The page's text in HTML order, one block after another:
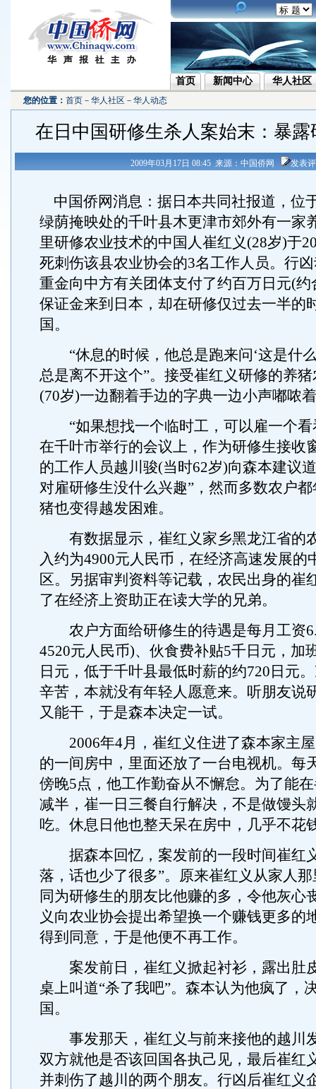
首页 新闻中心 华人社区
您的位置： 首页 － 华人社区 － 华人动态
在日中国研修生杀人案始末：暴
2009年03月17日 08:45 来源：中国侨网 发表
中国侨网消息：据日本共同社报道，位
绿荫掩映处的千叶县木更津市郊外有一家
里研修农业技术的中国人崔红义(28岁)于
死刺伤该县农业协会的3名工作人员。行
重金向中方有关团体支付了约百万日元(约
保证金来到日本，却在研修仅过去一半的
国。
“休息的时候，他总是跑来问‘这是什么
总是离不开这个”。接受崔红义研修的养
(70岁)一边翻着手边的字典一边小声嘟哝
“如果想找一个临时工，可以雇一个看
在千叶市举行的会议上，作为研修生接收
的工作人员越川骏(当时62岁)向森本建议
对雇研修生没什么兴趣”，然而多数农户
猪也变得越发困难。
有数据显示，崔红义家乡黑龙江省的
入约为4900元人民币，在经济高速发展的
区。另据审判资料等记载，农民出身的崔
了在经济上资助正在读大学的兄弟。
农户方面给研修生的待遇是每月工资
4520元人民币)、伙食费补贴5千日元，加
日元，低于千叶县最低时薪的约720日元
辛苦，本就没有年轻人愿意来。听朋友说
又能干，于是森本决定一试。
2006年4月，崔红义住进了森本家主屋
的一间房中，里面还放了一台电视机。每
傍晚5点，他工作勤奋从不懈怠。为了能
减半，崔一日三餐自行解决，不是做馒头
吃。休息日他也整天呆在房中，几乎不花
据森本回忆，案发前的一段时间崔红
落，话也少了很多”。原来崔红义从家人
同为研修生的朋友比他赚的多，令他灰心
义向农业协会提出希望换一个赚钱更多的
得到同意，于是他便不再工作。
案发前日，崔红义掀起衬衫，露出肚
桌上叫道“杀了我吧”。森本认为他疯了，
国。
事发那天，崔红义与前来接他的越川
双方就他是否该回国各执己见，最后崔红
并刺伤了越川的两个朋友。行凶后崔红义